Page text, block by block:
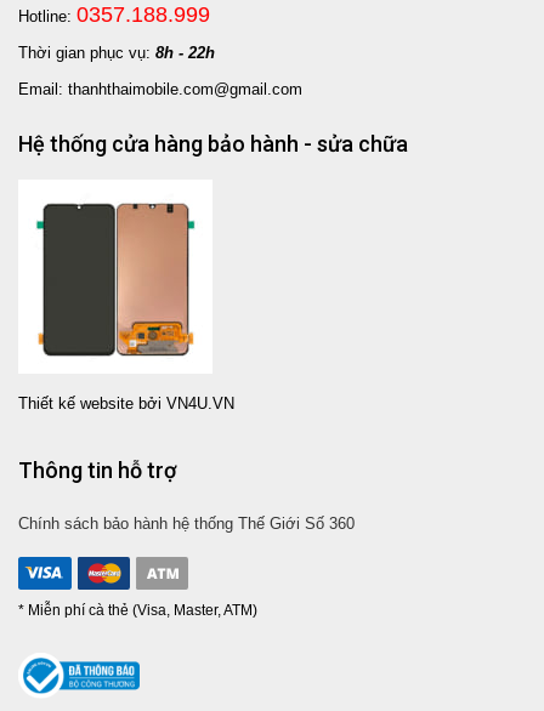
Hotline: 0357.188.999
Thời gian phục vụ: 8h - 22h
Email: thanhthaimobile.com@gmail.com
Hệ thống cửa hàng bảo hành - sửa chữa
Thiết kế website bởi VN4U.VN
Thông tin hỗ trợ
Chính sách bảo hành hệ thống Thế Giới Số 360
* Miễn phí cà thẻ (Visa, Master, ATM)